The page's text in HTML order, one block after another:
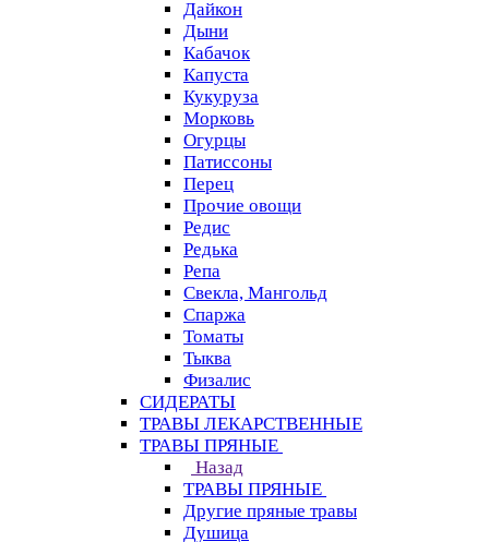
Дайкон
Дыни
Кабачок
Капуста
Кукуруза
Морковь
Огурцы
Патиссоны
Перец
Прочие овощи
Редис
Редька
Репа
Свекла, Мангольд
Спаржа
Томаты
Тыква
Физалис
СИДЕРАТЫ
ТРАВЫ ЛЕКАРСТВЕННЫЕ
ТРАВЫ ПРЯНЫЕ
Назад
ТРАВЫ ПРЯНЫЕ
Другие пряные травы
Душица